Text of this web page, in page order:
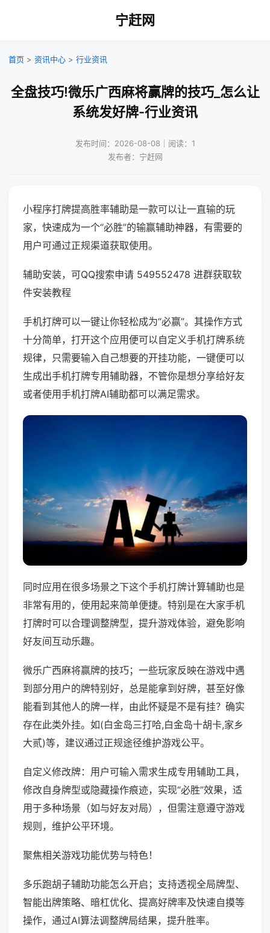
宁赶网
首页 > 资讯中心 > 行业资讯
全盘技巧!微乐广西麻将赢牌的技巧_怎么让
系统发好牌-行业资讯
发布时间：2026-08-08｜阅读：1
发布者：宁赶网
小程序打牌提高胜率辅助是一款可以让一直输的玩
家，快速成为一个“必胜”的输赢辅助神器，有需要的
用户可通过正规渠道获取使用。
辅助安装，可QQ搜索申请 549552478 进群获取软
件安装教程
手机打牌可以一键让你轻松成为“必赢”。其操作方式
十分简单，打开这个应用便可以自定义手机打牌系统
规律，只需要输入自己想要的开挂功能，一键便可以
生成出手机打牌专用辅助器，不管你是想分享给好友
或者使用手机打牌AI辅助都可以满足需求。
同时应用在很多场景之下这个手机打牌计算辅助也是
非常有用的，使用起来简单便捷。特别是在大家手机
打牌时可以合理调整牌型，提升游戏体验，避免影响
好友间互动乐趣。
微乐广西麻将赢牌的技巧；一些玩家反映在游戏中遇
到部分用户的牌特别好，总是能拿到好牌，甚至好像
能看到其他人的牌一样，由此怀疑是不是有挂？确实
存在此类外挂。如(白金岛三打哈,白金岛十胡卡,家乡
大贰)等，建议通过正规途径维护游戏公平。
自定义修改牌：用户可输入需求生成专用辅助工具，
修改自身牌型或隐藏操作痕迹，实现“必胜”效果，适
用于多种场景（如与好友对局），但需注意遵守游戏
规则，维护公平环境。
聚焦相关游戏功能优势与特色！
多乐跑胡子辅助功能怎么开启；支持透视全局牌型、
智能出牌策略、暗杠优化、提高好牌率及快速自摸等
操作，通过AI算法调整牌局结果，提升胜率。